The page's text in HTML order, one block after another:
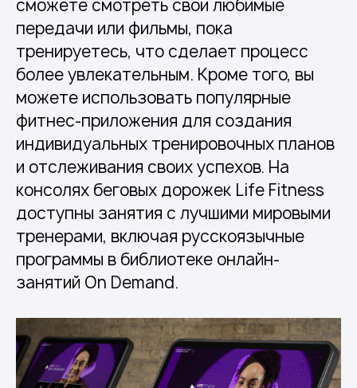
сможете смотреть свои любимые
передачи или фильмы, пока
тренируетесь, что сделает процесс
более увлекательным. Кроме того, вы
можете использовать популярные
фитнес-приложения для создания
индивидуальных тренировочных планов
и отслеживания своих успехов. На
консолях беговых дорожек Life Fitness
доступны занятия с лучшими мировыми
тренерами, включая русскоязычные
программы в библиотеке онлайн-
занятий On Demand.